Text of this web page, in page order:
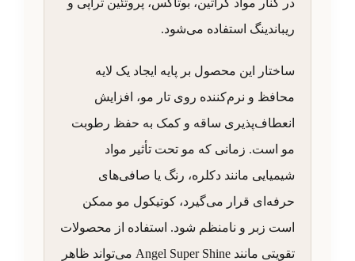
در کنار مواد کراتین، بوتاکس، پروتئین تراپی و
ریباندینگ استفاده می‌شود.
ساختار این محصول بر پایه ایجاد یک لایه
محافظ و نرم‌کننده روی تار مو، افزایش
انعطاف‌پذیری ساقه و کمک به حفظ رطوبت
مو است. زمانی که مو تحت تأثیر مواد
شیمیایی مانند دکلره، رنگ یا صافی‌های
حرفه‌ای قرار می‌گیرد، کوتیکول مو ممکن
است زبر و نامنظم شود. استفاده از محصولات
تقویتی مانند Angel Super Shine می‌تواند ظاهر